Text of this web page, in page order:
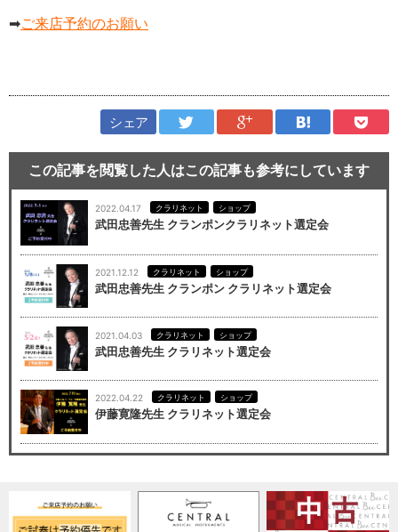
➡ご来店予約のお願い
シェア
この記事を閲覧した人はこの記事も参考にしています
2022.04.17 クラリネット ショップ
武田忠善先生 クランポンクラリネット選定会
2021.12.12 クラリネット ショップ
武田忠善先生 クランポン クラリネット選定会
2021.04.03 クラリネット ショップ
武田忠善先生 クラリネット選定会
2022.04.22 クラリネット ショップ
伊藤寛隆先生 クラリネット選定会